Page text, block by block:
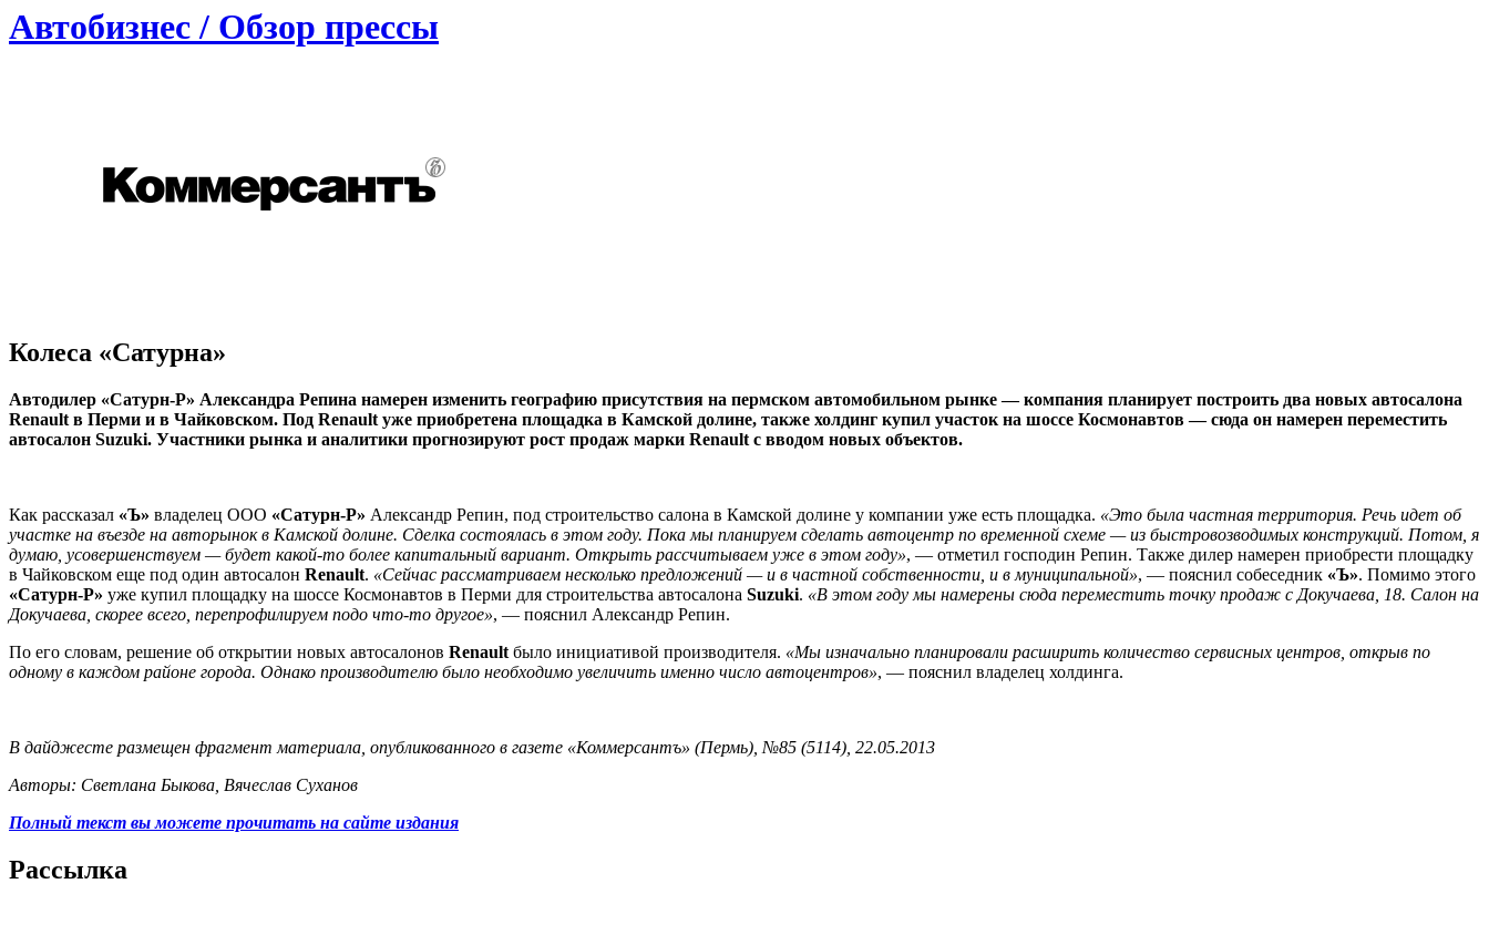
Автобизнес / Обзор прессы
Колеса «Сатурна»
Автодилер «Сатурн-Р» Александра Репина намерен изменить географию присутствия на пермском автомобильном рынке — компания планирует построить два новых автосалона
Renault в Перми и в Чайковском. Под Renault уже приобретена площадка в Камской долине, также холдинг купил участок на шоссе Космонавтов — сюда он намерен переместить
автосалон Suzuki. Участники рынка и аналитики прогнозируют рост продаж марки Renault с вводом новых объектов.
Как рассказал «Ъ» владелец ООО «Сатурн-Р» Александр Репин, под строительство салона в Камской долине у компании уже есть площадка. «Это была частная территория. Речь идет об
участке на въезде на авторынок в Камской долине. Сделка состоялась в этом году. Пока мы планируем сделать автоцентр по временной схеме — из быстровозводимых конструкций. Потом, я
думаю, усовершенствуем — будет какой-то более капитальный вариант. Открыть рассчитываем уже в этом году», — отметил господин Репин. Также дилер намерен приобрести площадку
в Чайковском еще под один автосалон Renault. «Сейчас рассматриваем несколько предложений — и в частной собственности, и в муниципальной», — пояснил собеседник «Ъ». Помимо этого
«Сатурн-Р» уже купил площадку на шоссе Космонавтов в Перми для строительства автосалона Suzuki. «В этом году мы намерены сюда переместить точку продаж с Докучаева, 18. Салон на
Докучаева, скорее всего, перепрофилируем подо что-то другое», — пояснил Александр Репин.
По его словам, решение об открытии новых автосалонов Renault было инициативой производителя. «Мы изначально планировали расширить количество сервисных центров, открыв по
одному в каждом районе города. Однако производителю было необходимо увеличить именно число автоцентров», — пояснил владелец холдинга.
В дайджесте размещен фрагмент материала, опубликованного в газете «Коммерсантъ» (Пермь), №85 (5114), 22.05.2013
Авторы: Светлана Быкова, Вячеслав Суханов
Полный текст вы можете прочитать на сайте издания
Рассылка